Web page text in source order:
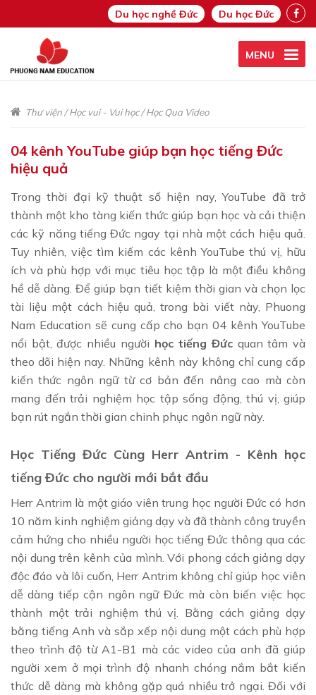
Du học nghề Đức Du học Đức
MENU
Thư viện/Học vui - Vui học/Học Qua Video
04 kênh YouTube giúp bạn học tiếng Đức
hiệu quả
Trong thời đại kỹ thuật số hiện nay, YouTube đã trở
thành một kho tàng kiến thức giúp bạn học và cải thiện
các kỹ năng tiếng Đức ngay tại nhà một cách hiệu quả.
Tuy nhiên, việc tìm kiếm các kênh YouTube thú vị, hữu
ích và phù hợp với mục tiêu học tập là một điều không
hề dễ dàng. Để giúp bạn tiết kiệm thời gian và chọn lọc
tài liệu một cách hiệu quả, trong bài viết này, Phuong
Nam Education sẽ cung cấp cho bạn 04 kênh YouTube
nổi bật, được nhiều người học tiếng Đứcquan tâm và
theo dõi hiện nay. Những kênh này không chỉ cung cấp
kiến thức ngôn ngữ từ cơ bản đến nâng cao mà còn
mang đến trải nghiệm học tập sống động, thú vị, giúp
bạn rút ngắn thời gian chinh phục ngôn ngữ này.
Học Tiếng Đức Cùng Herr Antrim - Kênh học
tiếng Đức cho người mới bắt đầu
Herr Antrim là một giáo viên trung học người Đức có hơn
10 năm kinh nghiệm giảng dạy và đã thành công truyền
cảm hứng cho nhiều người học tiếng Đức thông qua các
nội dung trên kênh của mình. Với phong cách giảng dạy
độc đáo và lôi cuốn, Herr Antrim không chỉ giúp học viên
dễ dàng tiếp cận ngôn ngữ Đức mà còn biến việc học
thành một trải nghiệm thú vị. Bằng cách giảng dạy
bằng tiếng Anh và sắp xếp nội dung một cách phù hợp
theo trình độ từ A1-B1 mà các video của anh đã giúp
người xem ở mọi trình độ nhanh chóng nắm bắt kiến
thức dễ dàng mà không gặp quá nhiều trở ngại. Đối với